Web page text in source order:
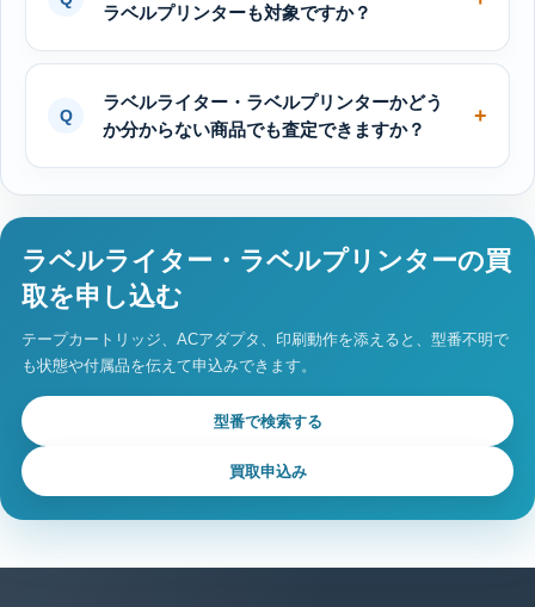
ラベルプリンターも対象ですか？
ラベルライター・ラベルプリンターかどう
か分からない商品でも査定できますか？
ラベルライター・ラベルプリンターの買
取を申し込む
テープカートリッジ、ACアダプタ、印刷動作を添えると、型番不明で
も状態や付属品を伝えて申込みできます。
型番で検索する
買取申込み